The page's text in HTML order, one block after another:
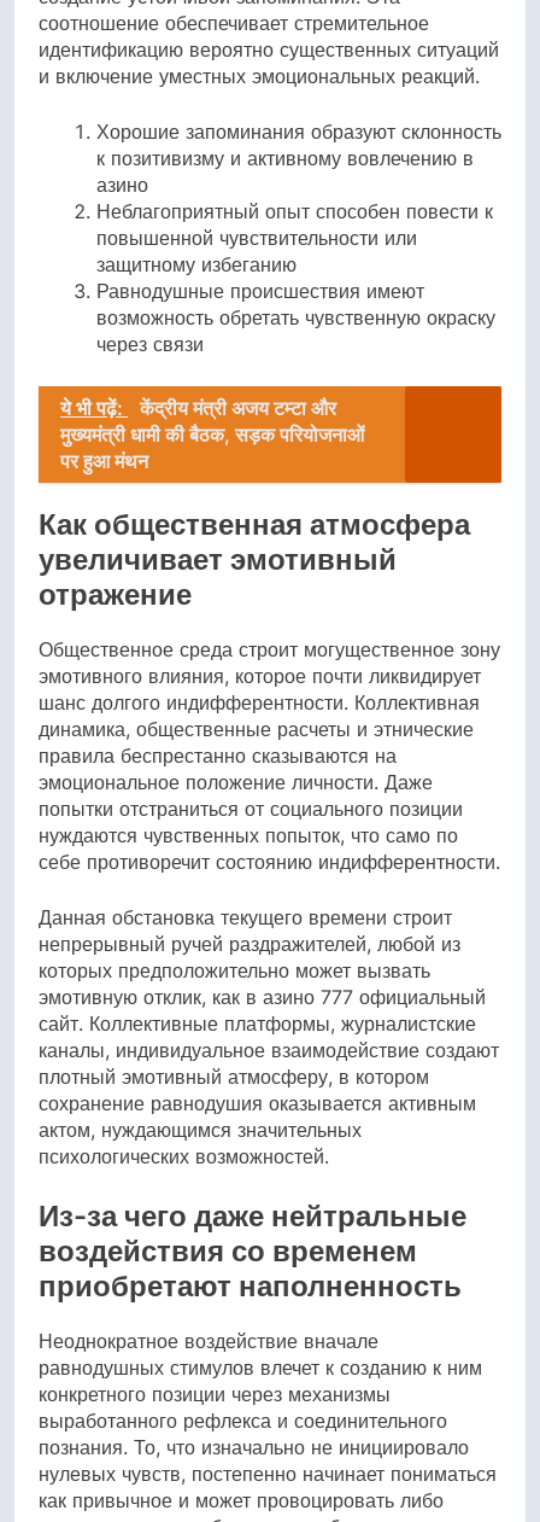
соотношение обеспечивает стремительное
идентификацию вероятно существенных ситуаций
и включение уместных эмоциональных реакций.
Хорошие запоминания образуют склонность
к позитивизму и активному вовлечению в
азино
Неблагоприятный опыт способен повести к
повышенной чувствительности или
защитному избеганию
Равнодушные происшествия имеют
возможность обретать чувственную окраску
через связи
ये भी पढ़ें:
केंद्रीय मंत्री अजय टम्टा और
मुख्यमंत्री धामी की बैठक, सड़क परियोजनाओं
पर हुआ मंथन
Как общественная атмосфера
увеличивает эмотивный
отражение
Общественное среда строит могущественное зону
эмотивного влияния, которое почти ликвидирует
шанс долгого индифферентности. Коллективная
динамика, общественные расчеты и этнические
правила беспрестанно сказываются на
эмоциональное положение личности. Даже
попытки отстраниться от социального позиции
нуждаются чувственных попыток, что само по
себе противоречит состоянию индифферентности.
Данная обстановка текущего времени строит
непрерывный ручей раздражителей, любой из
которых предположительно может вызвать
эмотивную отклик, как в азино 777 официальный
сайт. Коллективные платформы, журналистские
каналы, индивидуальное взаимодействие создают
плотный эмотивный атмосферу, в котором
сохранение равнодушия оказывается активным
актом, нуждающимся значительных
психологических возможностей.
Из-за чего даже нейтральные
воздействия со временем
приобретают наполненность
Неоднократное воздействие вначале
равнодушных стимулов влечет к созданию к ним
конкретного позиции через механизмы
выработанного рефлекса и соединительного
познания. То, что изначально не инициировало
нулевых чувств, постепенно начинает пониматься
как привычное и может провоцировать либо